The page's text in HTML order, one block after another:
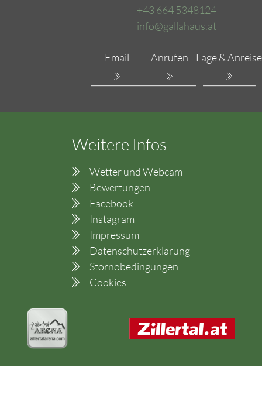
+43 664 5348124
info@gallahaus.at
Email Anrufen Lage & Anreise
Weitere Infos
Wetter und Webcam
Bewertungen
Facebook
Instagram
Impressum
Datenschutzerklärung
Stornobedingungen
Cookies